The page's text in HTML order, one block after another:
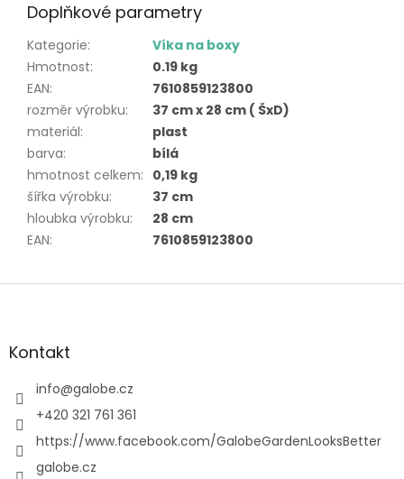
Doplňkové parametry
Kategorie:
Víka na boxy
Hmotnost:
0.19 kg
EAN:
7610859123800
rozměr výrobku:
37 cm x 28 cm ( ŠxD)
materiál:
plast
barva:
bílá
hmotnost celkem: 0,19 kg
šířka výrobku:
37 cm
hloubka výrobku:
28 cm
EAN: 7610859123800
Z
aKontakt
info@galobe.cz
+420 321 761 361
https://www.facebook.com/GalobeGardenLooksBetter
galobe.cz